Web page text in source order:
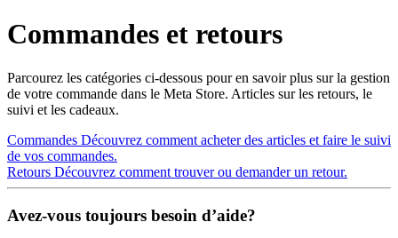
Commandes et retours
Parcourez les catégories ci-dessous pour en savoir plus sur la gestion
de votre commande dans le Meta Store. Articles sur les retours, le
suivi et les cadeaux.
Commandes Découvrez comment acheter des articles et faire le suivi
de vos commandes.
Retours Découvrez comment trouver ou demander un retour.
Avez-vous toujours besoin d’aide?